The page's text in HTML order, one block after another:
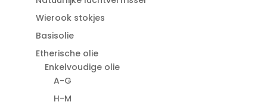
Wierook stokjes
Basisolie
Etherische olie
Enkelvoudige olie
A-G
H-M